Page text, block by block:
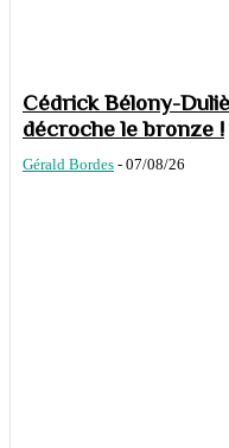
Cédrick Bélony-
décroche le bronze !
Gérald Bordes - 07/08/26